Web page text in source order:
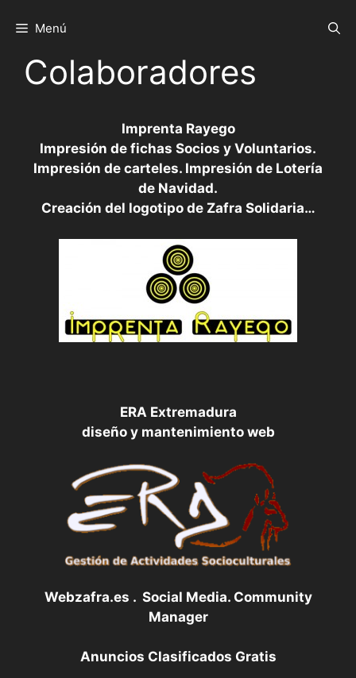
Menú
Colaboradores
Imprenta Rayego
Impresión de fichas Socios y Voluntarios.
Impresión de carteles. Impresión de Lotería
de Navidad.
Creación del logotipo de Zafra Solidaria…
ERA Extremadura
diseño y mantenimiento web
Webzafra.es . Social Media. Community
Manager
Anuncios Clasificados Gratis